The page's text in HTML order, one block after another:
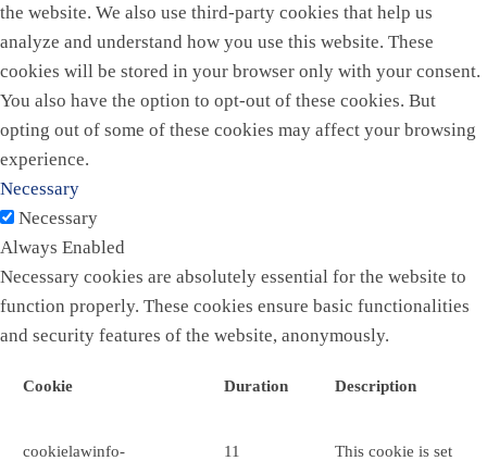
the website. We also use third-party cookies that help us
analyze and understand how you use this website. These
cookies will be stored in your browser only with your consent.
You also have the option to opt-out of these cookies. But
opting out of some of these cookies may affect your browsing
experience.
Necessary
Necessary
Always Enabled
Necessary cookies are absolutely essential for the website to
function properly. These cookies ensure basic functionalities
and security features of the website, anonymously.
Cookie Duration Description
cookielawinfo-
11
This cookie is set